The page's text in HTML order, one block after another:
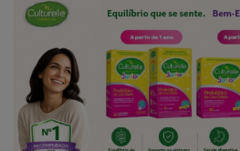
3º
retinol
fralda geriatrica
5º desodorante
8
º
10º